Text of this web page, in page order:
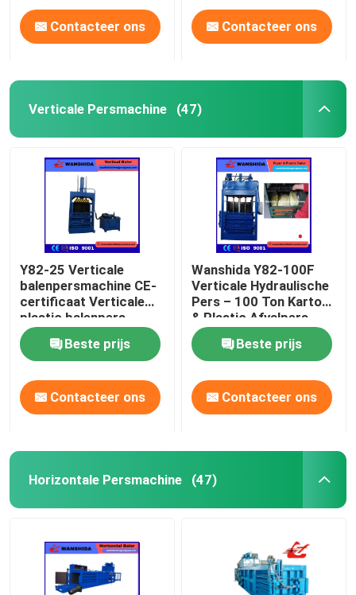
Contacteer ons Contacteer ons
Verticale Persmachine (47)
Y82-25 Verticale
balenpersmachine CE-
certificaat Verticale
plastic balenpers
Beste prijs
Contacteer ons
Wanshida Y82-100F
Verticale Hydraulische
Pers – 100 Ton Karton
& Plastic Afvalpers
Beste prijs
Contacteer ons
Horizontale Persmachine (47)